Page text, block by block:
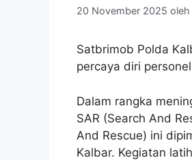
20 November 2025 oleh
Satbrimob Polda
percaya diri
Dalam rangka
SAR (Search And
And Rescue) ini
Kalbar. Kegiatan